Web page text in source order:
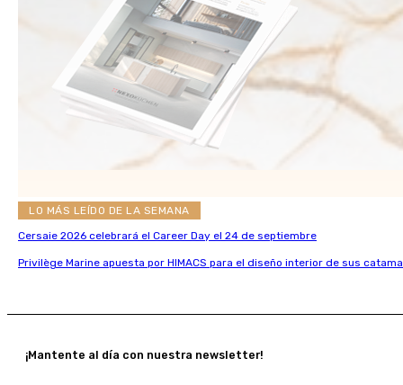
LO MÁS LEÍDO DE LA SEMANA
Cersaie 2026 celebrará el Career Day el 24 de septiembre
Privilège Marine apuesta por HIMACS para el diseño interior de sus
¡Mantente al día con nuestra newsletter!